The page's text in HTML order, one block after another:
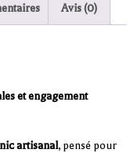
Avis (0)
et engagement
artisanal, pensé pour